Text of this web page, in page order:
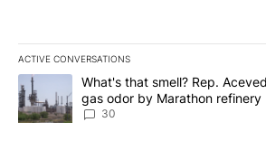
ACTIVE CONVERSATIONS
The following is a list of the most
A trending article titled "What's that
What's that smell? Rep.
gas odor by Marathon refinery
30